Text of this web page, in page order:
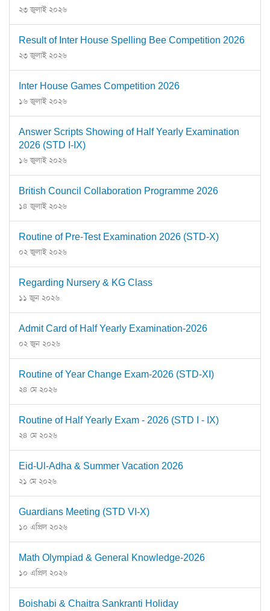
২৩ জুলাই ২০২৬
Result of Inter House Spelling Bee Competition 2026
২৩ জুলাই ২০২৬
Inter House Games Competition 2026
১৬ জুলাই ২০২৬
Answer Scripts Showing of Half Yearly Examination
2026 (STD I-IX)
১৬ জুলাই ২০২৬
British Council Collaboration Programme 2026
১৪ জুলাই ২০২৬
Routine of Pre-Test Examination 2026 (STD-X)
০২ জুলাই ২০২৬
Regarding Nursery & KG Class
১১ জুন ২০২৬
Admit Card of Half Yearly Examination-2026
০২ জুন ২০২৬
Routine of Year Change Exam-2026 (STD-XI)
২৪ মে ২০২৬
Routine of Half Yearly Exam - 2026 (STD I - IX)
২৪ মে ২০২৬
Eid-Ul-Adha & Summer Vacation 2026
২১ মে ২০২৬
Guardians Meeting (STD VI-X)
১০ এপ্রিল ২০২৬
Math Olympiad & General Knowledge-2026
১০ এপ্রিল ২০২৬
Boishabi & Chaitra Sankranti Holiday